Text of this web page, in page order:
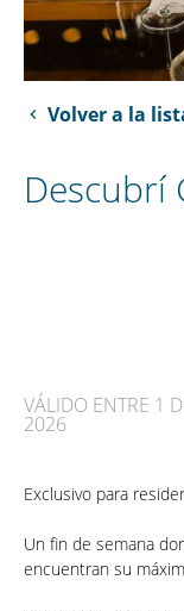
Volver a la
Descubrí
VÁLIDO ENTRE 1
2026
Exclusivo para
Un fin de semana
encuentran su